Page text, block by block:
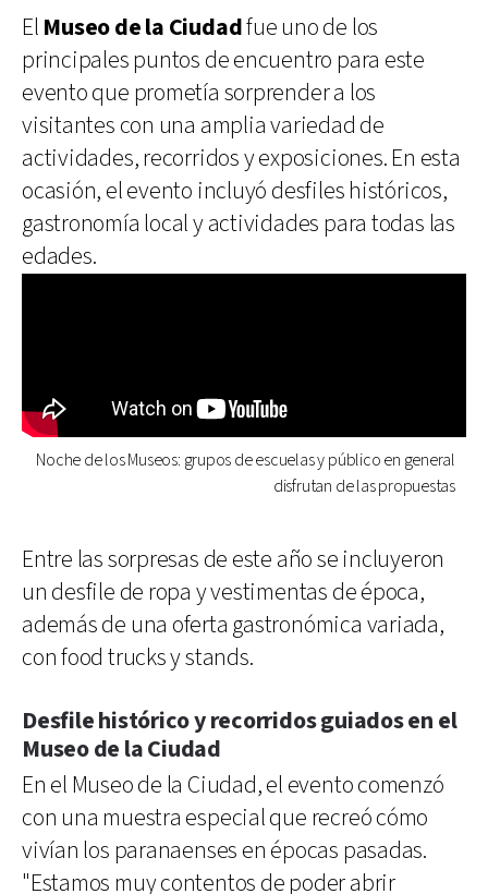
El Museo de la Ciudadfue uno de los
principales puntos de encuentro para este
evento que prometía sorprender a los
visitantes con una amplia variedad de
actividades, recorridos y exposiciones. En esta
ocasión, el evento incluyó desfiles históricos,
gastronomía local y actividades para todas las
edades.
Noche de los Museos: grupos de escuelas y público en general
disfrutan de las propuestas
Entre las sorpresas de este año se incluyeron
un desfile de ropa y vestimentas de época,
además de una oferta gastronómica variada,
con food trucks y stands.
Desfile histórico y recorridos guiados en el
Museo de la Ciudad
En el Museo de la Ciudad, el evento comenzó
con una muestra especial que recreó cómo
vivían los paranaenses en épocas pasadas.
"Estamos muy contentos de poder abrir